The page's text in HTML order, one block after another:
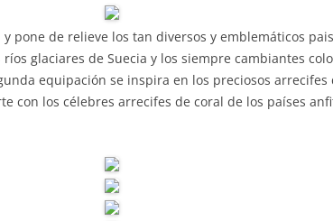
pone de relieve los tan diversos y emblemáticos
glaciares de Suecia y los siempre cambiantes
equipación se inspira en los preciosos
con los célebres arrecifes de coral de los países